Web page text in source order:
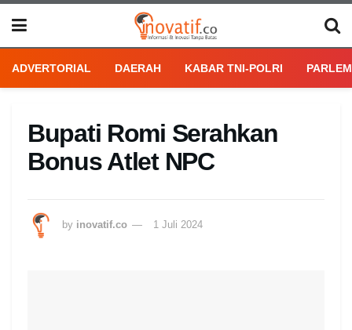
ADVERTORIAL DAERAH KABAR TNI-POLRI
Bupati Romi Serahkan
Bonus Atlet NPC
by inovatif.co 1 Juli 2024